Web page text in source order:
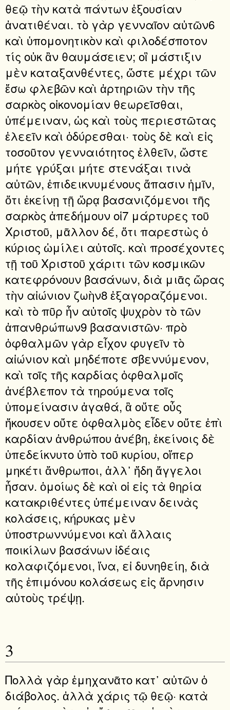
θεῷ τὴν κατὰ πάντων ἐξουσίαν
ἀνατιθέναι. τὸ γὰρ γενναῖον αὐτῶν6
καὶ ὑπομονητικὸν καὶ φιλοδέσποτον
τίς οὐκ ἂν θαυμάσειεν; οἳ μάστιξιν
μὲν καταξανθέντες, ὥστε μέχρι τῶν
ἔσω φλεβῶν καὶ ἀρτηριῶν τὴν τῆς
σαρκὸς οἰκονομίαν θεωρεῖσθαι,
ὑπέμειναν, ὡς καὶ τοὺς περιεστῶτας
ἐλεεῖν καὶ ὀδύρεσθαι· τοὺς δὲ καὶ εἰς
τοσοῦτον γενναιότητος ἐλθεῖν, ὥστε
μήτε γρύξαι μήτε στενάξαι τινὰ
αὐτῶν, ἐπιδεικνυμένους ἅπασιν ἡμῖν,
ὅτι ἐκείνῃ τῇ ὥρᾳ βασανιζόμενοι τῆς
σαρκὸς ἀπεδήμουν οἱ7 μάρτυρες τοῦ
Χριστοῦ, μᾶλλον δέ, ὅτι παρεστὼς ὁ
κύριος ὡμίλει αὐτοῖς. καὶ προσέχοντες
τῇ τοῦ Χριστοῦ χάριτι τῶν κοσμικῶν
κατεφρόνουν βασάνων, διὰ μιᾶς ὥρας
τὴν αἰώνιον ζωὴν8 ἐξαγοραζόμενοι.
καὶ τὸ πῦρ ἦν αὐτοῖς ψυχρὸν τὸ τῶν
ἀπανθρώπων9 βασανιστῶν· πρὸ
ὀφθαλμῶν γὰρ εἶχον φυγεῖν τὸ
αἰώνιον καὶ μηδέποτε σβεννύμενον,
καὶ τοῖς τῆς καρδίας ὀφθαλμοῖς
ἀνέβλεπον τὰ τηρούμενα τοῖς
ὑπομείνασιν ἀγαθά, ἃ οὔτε οὖς
ἤκουσεν οὔτε ὀφθαλμὸς εἶδεν οὔτε ἐπὶ
καρδίαν ἀνθρώπου ἀνέβη, ἐκείνοις δὲ
ὑπεδείκνυτο ὑπὸ τοῦ κυρίου, οἵπερ
μηκέτι ἄνθρωποι, ἀλλ᾿ ἤδη ἄγγελοι
ἦσαν. ὁμοίως δὲ καὶ οἱ εἰς τὰ θηρία
κατακριθέντες ὑπέμειναν δεινὰς
κολάσεις, κήρυκας μὲν
ὑποστρωννύμενοι καὶ ἄλλαις
ποικίλων βασάνων ἰδέαις
κολαφιζόμενοι, ἵνα, εἰ δυνηθείη, διὰ
τῆς ἐπιμόνου κολάσεως εἰς ἄρνησιν
αὐτοὺς τρέψῃ.
3
Πολλὰ γὰρ ἐμηχανᾶτο κατ᾿ αὐτῶν ὁ
διάβολος. ἀλλὰ χάρις τῷ θεῷ· κατὰ